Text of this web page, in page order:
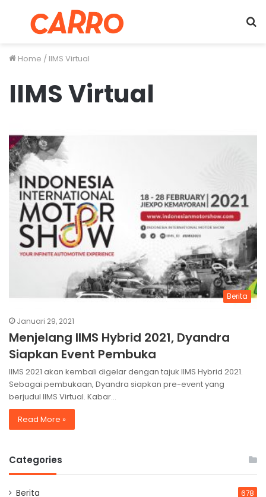
Menu
Home / IIMS Virtual
IIMS Virtual
Berita
Januari 29, 2021
Menjelang IIMS Hybrid 2021, Dyandra
Siapkan Event Pembuka
IIMS 2021 akan kembali digelar dengan tajuk IIMS Hybrid 2021.
Sebagai pembukaan, Dyandra siapkan pre-event yang
berjudul IIMS Virtual. Kabar…
Read More »
Categories
Berita 678